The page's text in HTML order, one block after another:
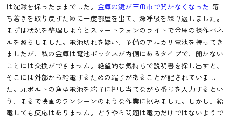
は沈黙を保ったままでした。 金庫の鍵が三田市で開かなくなった 落
ち着きを取り戻すために一度部屋を出て、深呼吸を繰り返しました。
まずは状況を整理しようとスマートフォンのライトで金庫の操作パネ
ルを照らしました。電池切れを疑い、予備のアルカリ電池を持ってき
ましたが、私の金庫は電池ボックスが内側にあるタイプで、開かない
ことには交換ができません。絶望的な気持ちで説明書を探し出すと、
そこには外部から給電するための端子があることが記されていまし
た。九ボルトの角型電池を端子に押し当てながら番号を入力するとい
う、まるで映画のワンシーンのような作業に挑みました。しかし、給
電しても反応はありません。どうやら問題は電力だけではないようで